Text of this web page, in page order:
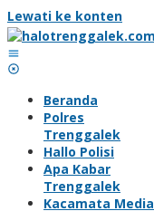
Lewati ke konten
Beranda
Polres
Trenggalek
Hallo Polisi
Apa Kabar
Trenggalek
Kacamata Media